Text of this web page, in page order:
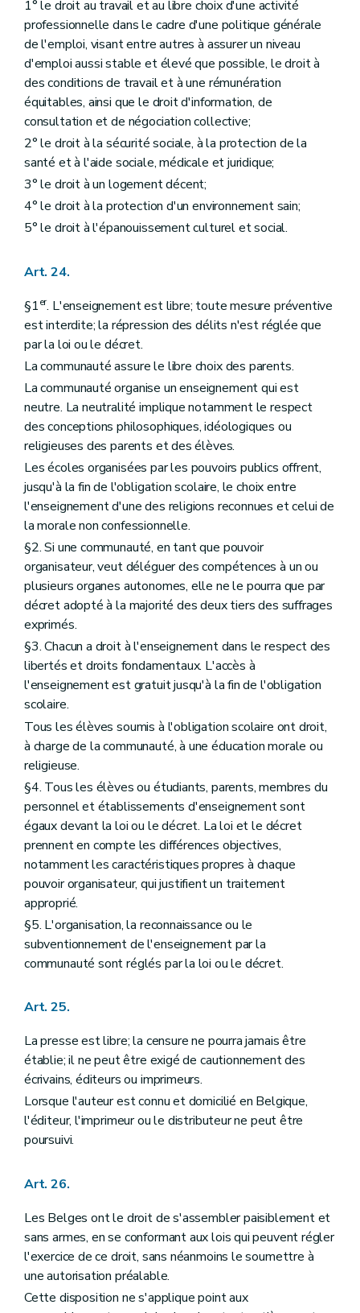
1° le droit au travail et au libre choix d'une activité
professionnelle dans le cadre d'une politique générale
de l'emploi, visant entre autres à assurer un niveau
d'emploi aussi stable et élevé que possible, le droit à
des conditions de travail et à une rémunération
équitables, ainsi que le droit d'information, de
consultation et de négociation collective;
2° le droit à la sécurité sociale, à la protection de la
santé et à l'aide sociale, médicale et juridique;
3° le droit à un logement décent;
4° le droit à la protection d'un environnement sain;
5° le droit à l'épanouissement culturel et social.
Art. 24.
§1er. L'enseignement est libre; toute mesure préventive
est interdite; la répression des délits n'est réglée que
par la loi ou le décret.
La communauté assure le libre choix des parents.
La communauté organise un enseignement qui est
neutre. La neutralité implique notamment le respect
des conceptions philosophiques, idéologiques ou
religieuses des parents et des élèves.
Les écoles organisées par les pouvoirs publics offrent,
jusqu'à la fin de l'obligation scolaire, le choix entre
l'enseignement d'une des religions reconnues et celui de
la morale non confessionnelle.
§2. Si une communauté, en tant que pouvoir
organisateur, veut déléguer des compétences à un ou
plusieurs organes autonomes, elle ne le pourra que par
décret adopté à la majorité des deux tiers des suffrages
exprimés.
§3. Chacun a droit à l'enseignement dans le respect des
libertés et droits fondamentaux. L'accès à
l'enseignement est gratuit jusqu'à la fin de l'obligation
scolaire.
Tous les élèves soumis à l'obligation scolaire ont droit,
à charge de la communauté, à une éducation morale ou
religieuse.
§4. Tous les élèves ou étudiants, parents, membres du
personnel et établissements d'enseignement sont
égaux devant la loi ou le décret. La loi et le décret
prennent en compte les différences objectives,
notamment les caractéristiques propres à chaque
pouvoir organisateur, qui justifient un traitement
approprié.
§5. L'organisation, la reconnaissance ou le
subventionnement de l'enseignement par la
communauté sont réglés par la loi ou le décret.
Art. 25.
La presse est libre; la censure ne pourra jamais être
établie; il ne peut être exigé de cautionnement des
écrivains, éditeurs ou imprimeurs.
Lorsque l'auteur est connu et domicilié en Belgique,
l'éditeur, l'imprimeur ou le distributeur ne peut être
poursuivi.
Art. 26.
Les Belges ont le droit de s'assembler paisiblement et
sans armes, en se conformant aux lois qui peuvent régler
l'exercice de ce droit, sans néanmoins le soumettre à
une autorisation préalable.
Cette disposition ne s'applique point aux